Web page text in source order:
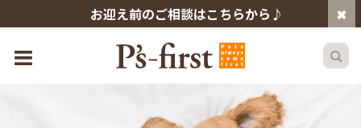
お迎え前のご相談はこちらから♪